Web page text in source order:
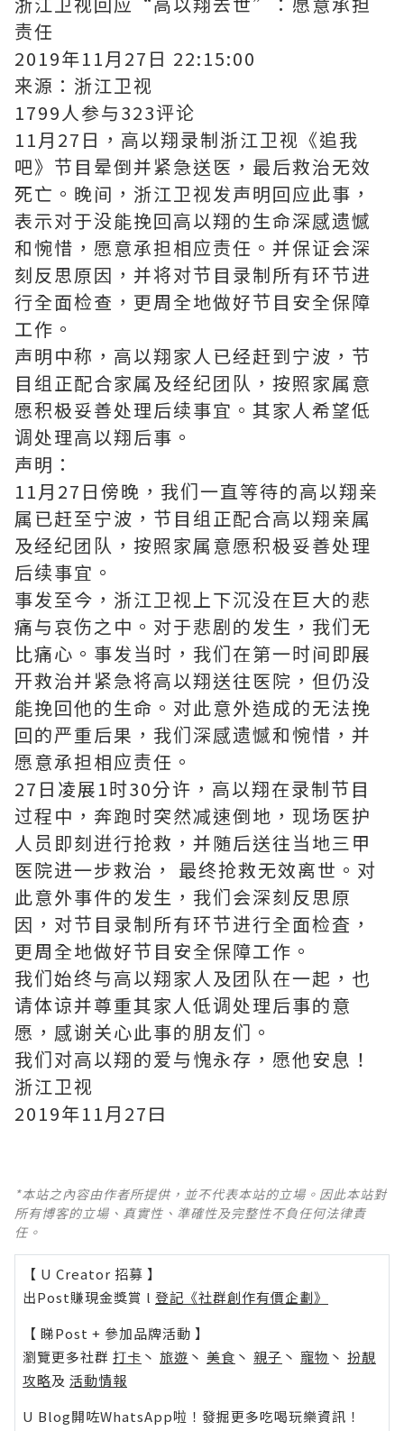
责任
2019年11月27日 22:15:00
来源：浙江卫视
1799人参与323评论
11月27日，高以翔录制浙江卫视《追我
吧》节目晕倒并紧急送医，最后救治无效
死亡。晚间，浙江卫视发声明回应此事，
表示对于没能挽回高以翔的生命深感遗憾
和惋惜，愿意承担相应责任。并保证会深
刻反思原因，并将对节目录制所有环节进
行全面检查，更周全地做好节目安全保障
工作。
声明中称，高以翔家人已经赶到宁波，节
目组正配合家属及经纪团队，按照家属意
愿积极妥善处理后续事宜。其家人希望低
调处理高以翔后事。
声明：
11月27日傍晚，我们一直等待的高以翔亲
属已赶至宁波，节目组正配合高以翔亲属
及经纪团队，按照家属意愿积极妥善处理
后续事宜。
事发至今，浙江卫视上下沉没在巨大的悲
痛与哀伤之中。对于悲剧的发生，我们无
比痛心。事发当时，我们在第一时间即展
开救治并紧急将高以翔送往医院，但仍没
能挽回他的生命。对此意外造成的无法挽
回的严重后果，我们深感遗憾和惋惜，并
愿意承担相应责任。
27日凌展1时30分许，高以翔在录制节目
过程中，奔跑时突然减速倒地，现场医护
人员即刻逬行抢救，并随后送往当地三甲
医院进一步救治， 最终抢救无效离世。对
此意外事件的发生，我们会深刻反思原
因，对节目录制所有环节进行全面检査，
更周全地做好节目安全保障工作。
我们始终与高以翔家人及团队在一起，也
请体谅并尊重其家人低调处理后事的意
愿，感谢关心此事的朋友们。
我们对高以翔的爱与愧永存，愿他安息！
浙江卫视
2019年11月27曰
*本站之內容由作者所提供，並不代表本站的立場。因此本站對
所有博客的立場、真實性、準確性及完整性不負任何法律責
任。
【 U Creator 招募 】
出Post賺現金獎賞 l 登記《社群創作有價企劃》
【 睇Post + 參加品牌活動 】
瀏覽更多社群 打卡 丶 旅遊 丶 美食 丶 親子 丶 寵物 丶 扮靚
攻略及 活動情報
U Blog開咗WhatsApp啦！發掘更多吃喝玩樂資訊！